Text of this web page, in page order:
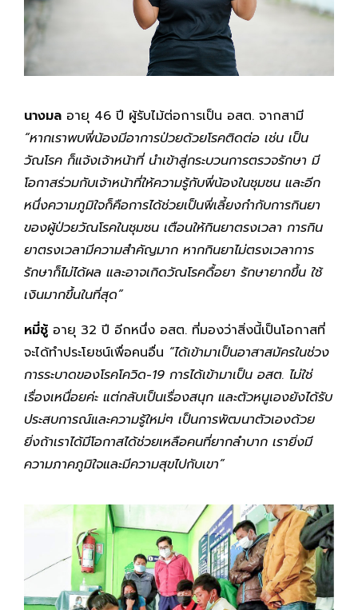
นางมล อายุ 46 ปี ผู้รับไม้ต่อการเป็น อสต. จากสามี
“หากเราพบพี่น้องมีอาการป่วยด้วยโรคติดต่อ เช่น เป็น
วัณโรค ก็แจ้งเจ้าหน้าที่ นำเข้าสู่กระบวนการตรวจรักษา มี
โอกาสร่วมกับเจ้าหน้าที่ให้ความรู้กับพี่น้องในชุมชน และอีก
หนึ่งความภูมิใจก็คือการได้ช่วยเป็นพี่เลี้ยงกำกับการกินยา
ของผู้ป่วยวัณโรคในชุมชน เตือนให้กินยาตรงเวลา การกิน
ยาตรงเวลามีความสำคัญมาก หากกินยาไม่ตรงเวลาการ
รักษาก็ไม่ได้ผล และอาจเกิดวัณโรคดื้อยา รักษายากขึ้น ใช้
เงินมากขึ้นในที่สุด”
หมี่ชู้ อายุ 32 ปี อีกหนึ่ง อสต. ที่มองว่าสิ่งนี้เป็นโอกาสที่
จะได้ทำประโยชน์เพื่อคนอื่น “ได้เข้ามาเป็นอาสาสมัครในช่วง
การระบาดของโรคโควิด-19 การได้เข้ามาเป็น อสต. ไม่ใช่
เรื่องเหนื่อยค่ะ แต่กลับเป็นเรื่องสนุก และตัวหนูเองยังได้รับ
ประสบการณ์และความรู้ใหม่ๆ เป็นการพัฒนาตัวเองด้วย
ยิ่งถ้าเราได้มีโอกาสได้ช่วยเหลือคนที่ยากลำบาก เรายิ่งมี
ความภาคภูมิใจและมีความสุขไปกับเขา”